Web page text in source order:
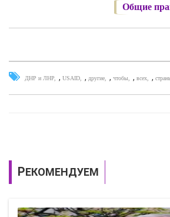
Общие
ДНР и ЛНР , USAID , другие , чтобы , всех ,
РЕКОМЕНДУЕМ